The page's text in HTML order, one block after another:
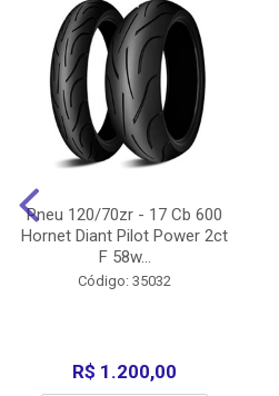
Pneu 120/70zr - 17 Cb 600
Hornet Diant Pilot Power 2ct
F 58w...
Código: 35032
R$ 1.200,00